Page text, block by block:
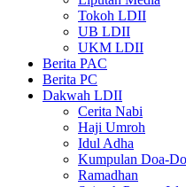
Tokoh LDII
UB LDII
UKM LDII
Berita PAC
Berita PC
Dakwah LDII
Cerita Nabi
Haji Umroh
Idul Adha
Kumpulan Doa-
Ramadhan